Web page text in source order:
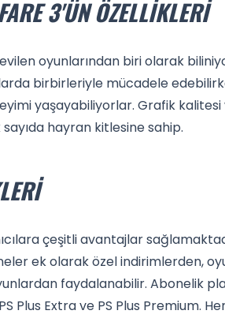
3'ÜN ÖZELLIKLERI
oyunlarından biri olarak
birbirleriyle mücadele
yaşayabiliyorlar. Grafik kalitesi
hayran kitlesine sahip.
çeşitli avantajlar
ek olarak özel indirimlerden,
faydalanabilir. Abonelik
Plus Extra ve PS Plus Premium.